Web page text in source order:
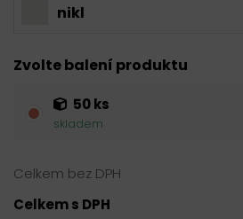
nikl
Zvolte balení produktu
50 ks
skladem
Celkem bez DPH
Celkem s DPH